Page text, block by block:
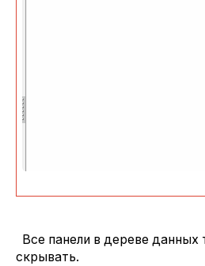
Все панели в дереве данных
скрывать.